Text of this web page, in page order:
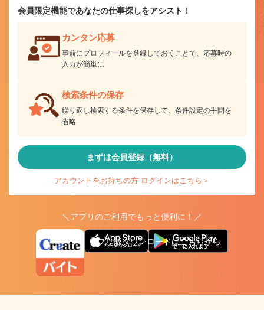
会員限定機能であなたの仕事探しをアシスト！
カンタン応募
事前にプロフィールを登録しておくことで、応募時の
入力が簡単に
検索条件の保存
繰り返し検索する条件を保存して、条件設定の手間を
省略
まずは会員登録（無料）
アカウントをお持ちの方 ログインはこちら＞
＼アプリのご利用でもっと便利に！／
アプリ版ダウンロードはこちらから